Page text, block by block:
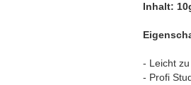
Inhalt:
- Leicht
- Profi